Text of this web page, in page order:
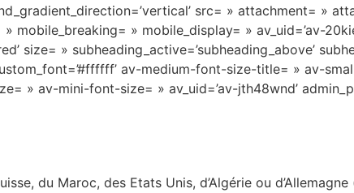
src= » attachment= »
mobile_breaking= » mobile_display= » av_uid=’av-
size= » subheading_active=’subheading_above’
av-medium-font-size-title= » av-
» av-mini-font-size= » av_uid=’av-jth48wnd’
Maroc, des Etats Unis, d’Algérie ou d’Allemagne